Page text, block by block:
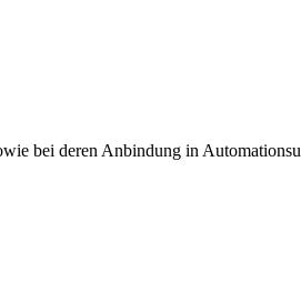
bei deren Anbindung in